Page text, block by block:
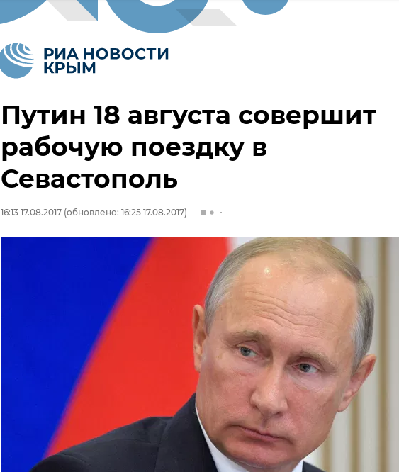
Путин 18 августа совершит
рабочую поездку в
Севастополь
16:13 17.08.2017 (обновлено: 16:25 17.08.2017)